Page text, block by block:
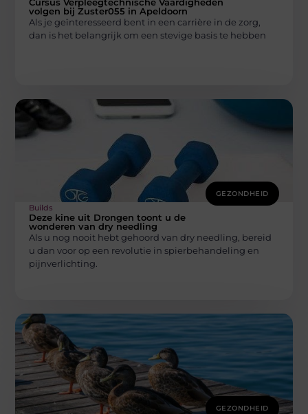
Cursus Verpleegtechnische Vaardigheden
volgen bij Zuster055 in Apeldoorn
Als je geïnteresseerd bent in een carrière in de zorg,
dan is het belangrijk om een stevige basis te hebben
GEZONDHEID
Builds
Deze kine uit Drongen toont u de
wonderen van dry needling
Als u nog nooit hebt gehoord van dry needling, bereid
u dan voor op een revolutie in spierbehandeling en
pijnverlichting.
GEZONDHEID